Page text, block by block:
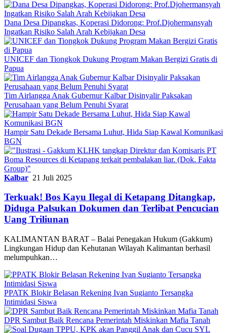
Dana Desa Dipangkas, Koperasi Didorong: Prof.Djohermansyah
Ingatkan Risiko Salah Arah Kebijakan Desa
UNICEF dan Tiongkok Dukung Program Makan Bergizi Gratis di
Papua
Tim Airlangga Anak Gubernur Kalbar Disinyalir Paksakan
Perusahaan yang Belum Penuhi Syarat
Hampir Satu Dekade Bersama Luhut, Hida Siap Kawal Komunikasi
BGN
Kalbar 21 Juli 2025
Terkuak! Bos Kayu Ilegal di Ketapang Ditangkap,
Diduga Palsukan Dokumen dan Terlibat Pencucian
Uang Triliunan
KALIMANTAN BARAT – Balai Penegakan Hukum (Gakkum)
Lingkungan Hidup dan Kehutanan Wilayah Kalimantan berhasil
melumpuhkan…
PPATK Blokir Belasan Rekening Ivan Sugianto Tersangka
Intimidasi Siswa
DPR Sambut Baik Rencana Pemerintah Miskinkan Mafia Tanah